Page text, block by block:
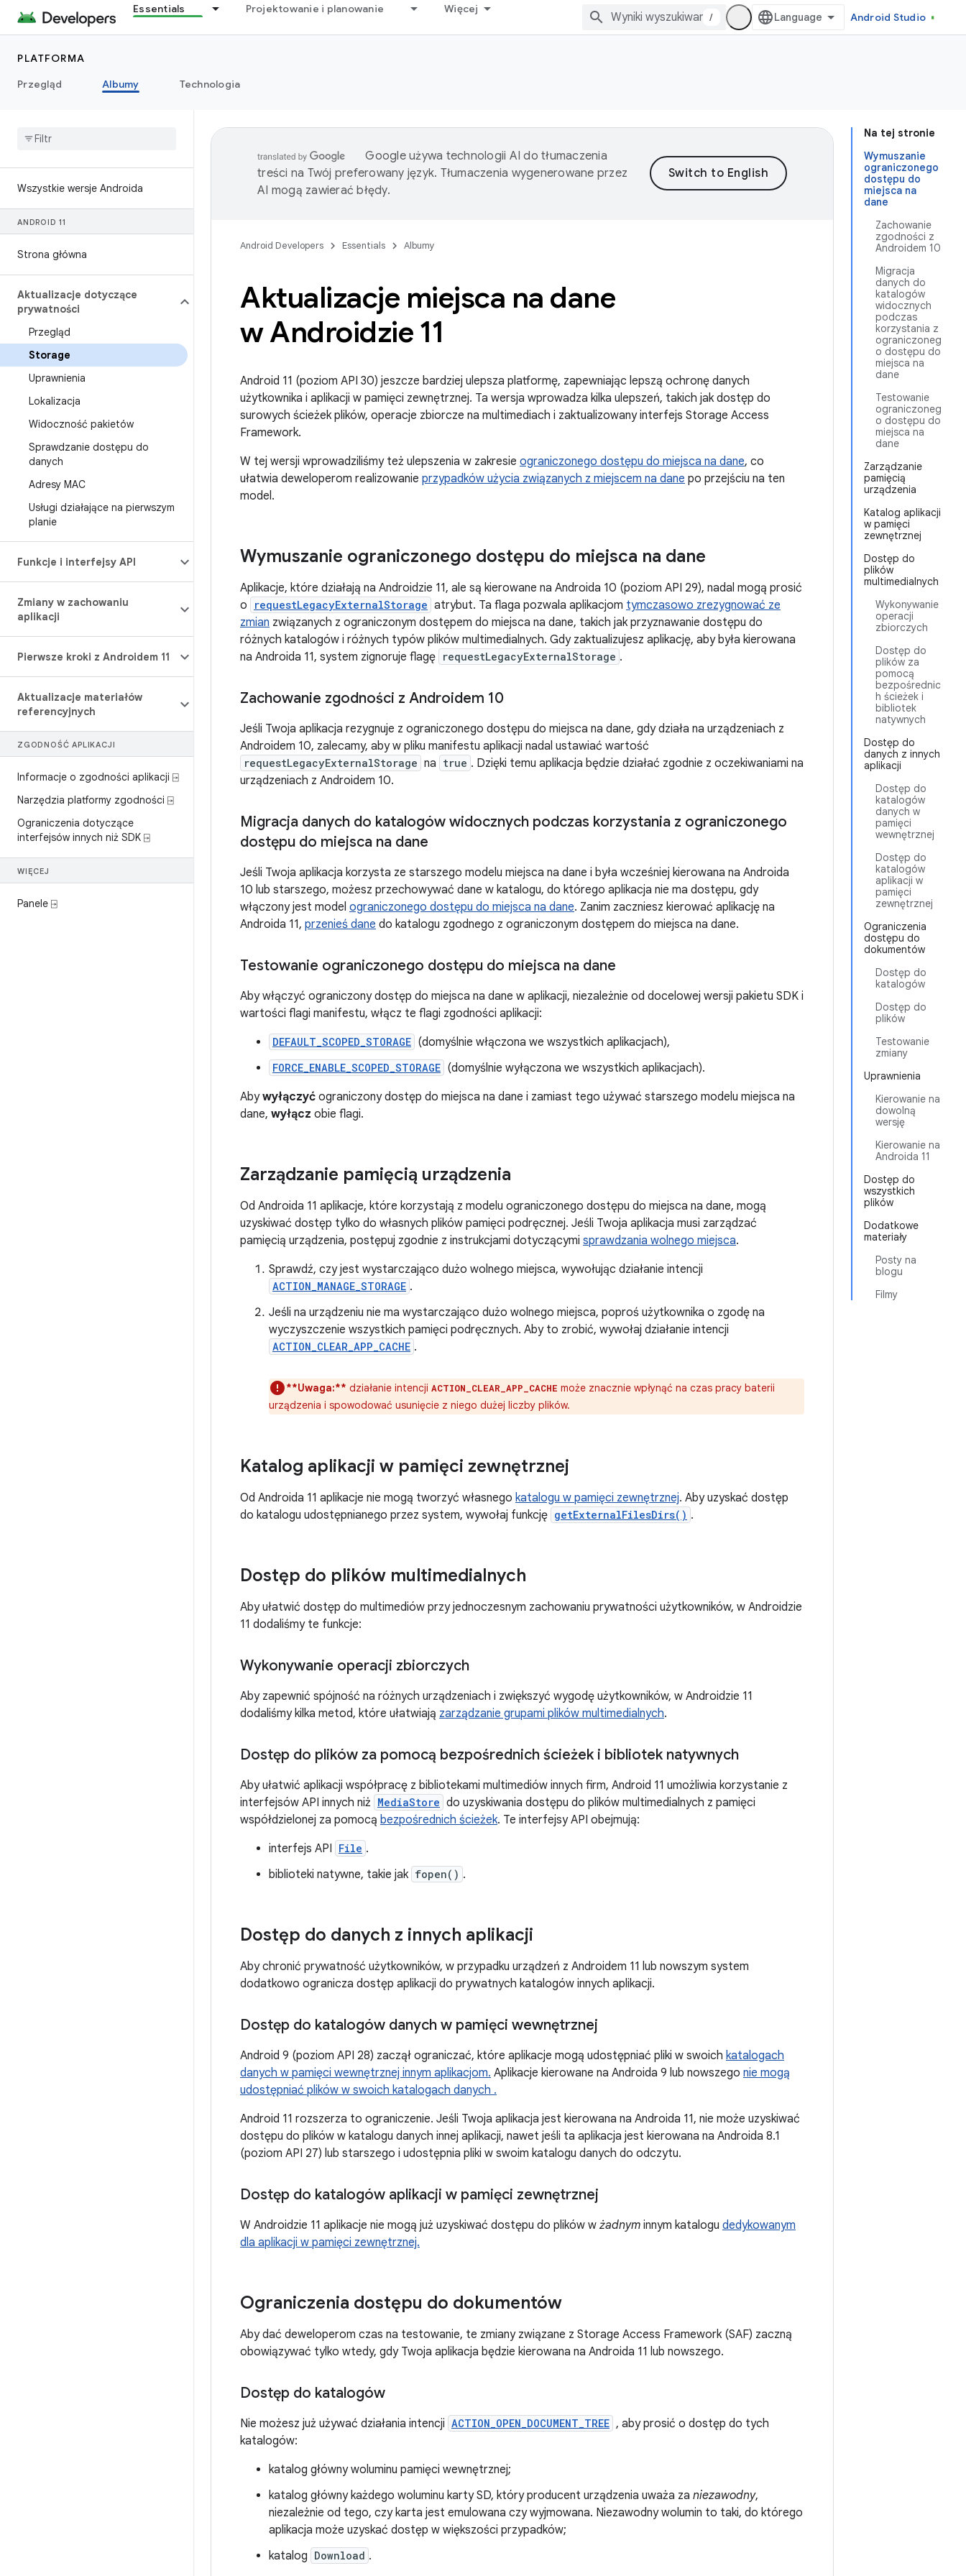
Essentials Projektowanie i planowanie Więcej
/ Android Studio
PLATFORMA
Przegląd
Albumy Technologia
Wszystkie wersje Androida
ANDROID 11
Strona główna
Aktualizacje dotyczące
prywatności
Przegląd
Storage
Uprawnienia
Lokalizacja
Widoczność pakietów
Sprawdzanie dostępu do
danych
Adresy MAC
Usługi działające na pierwszym
planie
Funkcje i interfejsy API
Zmiany w zachowaniu
aplikacji
Pierwsze kroki z Androidem 11
Aktualizacje materiałów
referencyjnych
ZGODNOŚĆ APLIKACJI
Informacje o zgodności aplikacji ⍈
Narzędzia platformy zgodności ⍈
Ograniczenia dotyczące
interfejsów innych niż SDK ⍈
WIĘCEJ
Panele ⍈
Na tej stronie
Wymuszanie
ograniczonego
dostępu do
miejsca na
dane
Zachowanie
zgodności z
Androidem 10
Migracja
danych do
katalogów
widocznych
podczas
korzystania z
ograniczoneg
o dostępu do
miejsca na
dane
Testowanie
ograniczoneg
o dostępu do
miejsca na
dane
Zarządzanie
pamięcią
urządzenia
Katalog aplikacji
w pamięci
zewnętrznej
Dostęp do
plików
multimedialnych
Wykonywanie
operacji
zbiorczych
Dostęp do
plików za
pomocą
bezpośrednic
h ścieżek i
bibliotek
natywnych
Dostęp do
danych z innych
aplikacji
Dostęp do
katalogów
danych w
pamięci
wewnętrznej
Dostęp do
katalogów
aplikacji w
pamięci
zewnętrznej
Ograniczenia
dostępu do
dokumentów
Dostęp do
katalogów
Dostęp do
plików
Testowanie
zmiany
Uprawnienia
Kierowanie na
dowolną
wersję
Kierowanie na
Androida 11
Dostęp do
wszystkich
plików
Dodatkowe
materiały
Posty na
blogu
Filmy
Google używa technologii AI do tłumaczenia
treści na Twój preferowany język. Tłumaczenia wygenerowane przez
AI mogą zawierać błędy.
Android Developers Essentials Albumy
Aktualizacje miejsca na dane
w Androidzie 11
Android 11 (poziom API 30) jeszcze bardziej ulepsza platformę, zapewniając lepszą ochronę danych
użytkownika i aplikacji w pamięci zewnętrznej. Ta wersja wprowadza kilka ulepszeń, takich jak dostęp do
surowych ścieżek plików, operacje zbiorcze na multimediach i zaktualizowany interfejs Storage Access
Framework.
W tej wersji wprowadziliśmy też ulepszenia w zakresie ograniczonego dostępu do miejsca na dane, co
ułatwia deweloperom realizowanie przypadków użycia związanych z miejscem na dane po przejściu na ten
model.
Wymuszanie ograniczonego dostępu do miejsca na dane
Aplikacje, które działają na Androidzie 11, ale są kierowane na Androida 10 (poziom API 29), nadal mogą prosić
o
requestLegacyExternalStorage atrybut. Ta flaga pozwala aplikacjom tymczasowo zrezygnować ze
zmian związanych z ograniczonym dostępem do miejsca na dane, takich jak przyznawanie dostępu do
różnych katalogów i różnych typów plików multimedialnych. Gdy zaktualizujesz aplikację, aby była kierowana
na Androida 11, system zignoruje flagę requestLegacyExternalStorage .
Zachowanie zgodności z Androidem 10
Jeśli Twoja aplikacja rezygnuje z ograniczonego dostępu do miejsca na dane, gdy działa na urządzeniach z
Androidem 10, zalecamy, aby w pliku manifestu aplikacji nadal ustawiać wartość
requestLegacyExternalStorage na true . Dzięki temu aplikacja będzie działać zgodnie z oczekiwaniami na
urządzeniach z Androidem 10.
Migracja danych do katalogów widocznych podczas korzystania z ograniczonego
dostępu do miejsca na dane
Jeśli Twoja aplikacja korzysta ze starszego modelu miejsca na dane i była wcześniej kierowana na Androida
10 lub starszego, możesz przechowywać dane w katalogu, do którego aplikacja nie ma dostępu, gdy
włączony jest model ograniczonego dostępu do miejsca na dane. Zanim zaczniesz kierować aplikację na
Androida 11, przenieś dane do katalogu zgodnego z ograniczonym dostępem do miejsca na dane.
Testowanie ograniczonego dostępu do miejsca na dane
Aby włączyć ograniczony dostęp do miejsca na dane w aplikacji, niezależnie od docelowej wersji pakietu SDK i
wartości flagi manifestu, włącz te flagi zgodności aplikacji:
DEFAULT_SCOPED_STORAGE (domyślnie włączona we wszystkich aplikacjach),
FORCE_ENABLE_SCOPED_STORAGE (domyślnie wyłączona we wszystkich aplikacjach).
Abywyłączyć ograniczony dostęp do miejsca na dane i zamiast tego używać starszego modelu miejsca na
dane, wyłącz obie flagi.
Zarządzanie pamięcią urządzenia
Od Androida 11 aplikacje, które korzystają z modelu ograniczonego dostępu do miejsca na dane, mogą
uzyskiwać dostęp tylko do własnych plików pamięci podręcznej. Jeśli Twoja aplikacja musi zarządzać
pamięcią urządzenia, postępuj zgodnie z instrukcjami dotyczącymi sprawdzania wolnego miejsca.
Sprawdź, czy jest wystarczająco dużo wolnego miejsca, wywołując działanie intencji
ACTION_MANAGE_STORAGE .
Jeśli na urządzeniu nie ma wystarczająco dużo wolnego miejsca, poproś użytkownika o zgodę na
wyczyszczenie wszystkich pamięci podręcznych. Aby to zrobić, wywołaj działanie intencji
ACTION_CLEAR_APP_CACHE .
**Uwaga:** działanie intencji ACTION_CLEAR_APP_CACHE może znacznie wpłynąć na czas pracy baterii
urządzenia i spowodować usunięcie z niego dużej liczby plików.
Katalog aplikacji w pamięci zewnętrznej
Od Androida 11 aplikacje nie mogą tworzyć własnego katalogu w pamięci zewnętrznej. Aby uzyskać dostęp
do katalogu udostępnianego przez system, wywołaj funkcję getExternalFilesDirs() .
Dostęp do plików multimedialnych
Aby ułatwić dostęp do multimediów przy jednoczesnym zachowaniu prywatności użytkowników, w Androidzie
11 dodaliśmy te funkcje:
Wykonywanie operacji zbiorczych
Aby zapewnić spójność na różnych urządzeniach i zwiększyć wygodę użytkowników, w Androidzie 11
dodaliśmy kilka metod, które ułatwiają zarządzanie grupami plików multimedialnych.
Dostęp do plików za pomocą bezpośrednich ścieżek i bibliotek natywnych
Aby ułatwić aplikacji współpracę z bibliotekami multimediów innych firm, Android 11 umożliwia korzystanie z
interfejsów API innych niż MediaStore do uzyskiwania dostępu do plików multimedialnych z pamięci
współdzielonej za pomocą bezpośrednich ścieżek. Te interfejsy API obejmują:
interfejs API File .
biblioteki natywne, takie jak fopen() .
Dostęp do danych z innych aplikacji
Aby chronić prywatność użytkowników, w przypadku urządzeń z Androidem 11 lub nowszym system
dodatkowo ogranicza dostęp aplikacji do prywatnych katalogów innych aplikacji.
Dostęp do katalogów danych w pamięci wewnętrznej
Android 9 (poziom API 28) zaczął ograniczać, które aplikacje mogą udostępniać pliki w swoich katalogach
danych w pamięci wewnętrznej innym aplikacjom. Aplikacje kierowane na Androida 9 lub nowszego nie mogą
udostępniać plików w swoich katalogach danych .
Android 11 rozszerza to ograniczenie. Jeśli Twoja aplikacja jest kierowana na Androida 11, nie może uzyskiwać
dostępu do plików w katalogu danych innej aplikacji, nawet jeśli ta aplikacja jest kierowana na Androida 8.1
(poziom API 27) lub starszego i udostępnia pliki w swoim katalogu danych do odczytu.
Dostęp do katalogów aplikacji w pamięci zewnętrznej
W Androidzie 11 aplikacje nie mogą już uzyskiwać dostępu do plików w żadnym innym katalogu dedykowanym
dla aplikacji w pamięci zewnętrznej.
Ograniczenia dostępu do dokumentów
Aby dać deweloperom czas na testowanie, te zmiany związane z Storage Access Framework (SAF) zaczną
obowiązywać tylko wtedy, gdy Twoja aplikacja będzie kierowana na Androida 11 lub nowszego.
Dostęp do katalogów
Nie możesz już używać działania intencji ACTION_OPEN_DOCUMENT_TREE , aby prosić o dostęp do tych
katalogów:
katalog główny woluminu pamięci wewnętrznej;
katalog główny każdego woluminu karty SD, który producent urządzenia uważa za niezawodny,
niezależnie od tego, czy karta jest emulowana czy wyjmowana. Niezawodny wolumin to taki, do którego
aplikacja może uzyskać dostęp w większości przypadków;
katalog Download .